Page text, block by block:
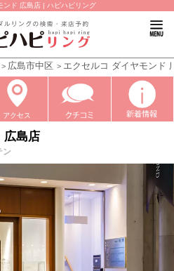
ンド 広島店 | ハピハピリング
広島市中区 エクセルコ ダイヤモンド
広島店
ン